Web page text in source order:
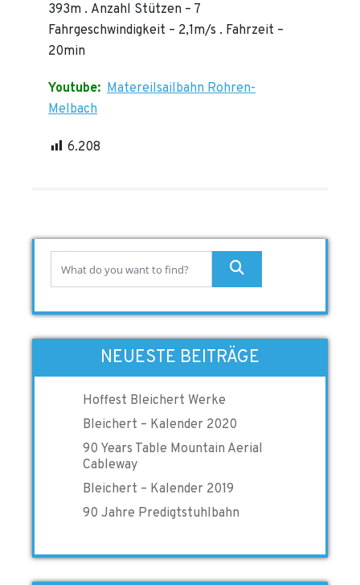
393m . Anzahl Stützen – 7
Fahrgeschwindigkeit – 2,1m/s . Fahrzeit –
20min
Youtube: Matereilsailbahn Rohren-
Melbach
6.208
NEUESTE BEITRÄGE
Hoffest Bleichert Werke
Bleichert – Kalender 2020
90 Years Table Mountain Aerial
Cableway
Bleichert – Kalender 2019
90 Jahre Predigtstuhlbahn